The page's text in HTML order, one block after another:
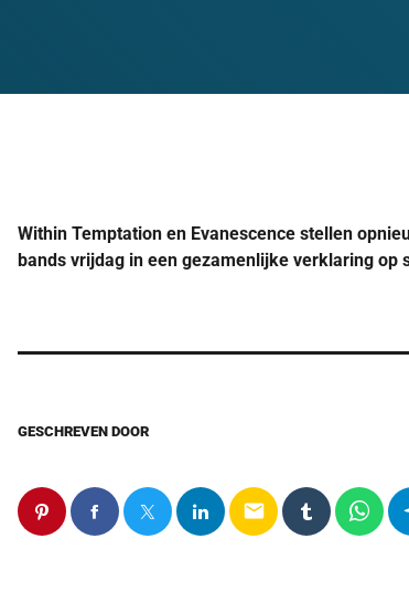
Within Temptation en Evanescence stellen
bands vrijdag in een gezamenlijke verklaring op
GESCHREVEN DOOR
email